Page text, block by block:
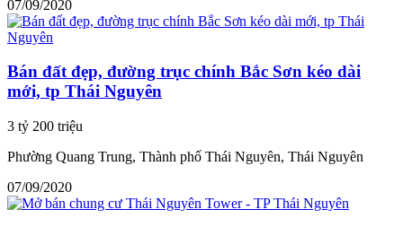
07/09/2020
Bán đất đẹp, đường trục chính Bắc Sơn kéo dài
mới, tp Thái Nguyên
3 tỷ 200 triệu
Phường Quang Trung, Thành phố Thái Nguyên, Thái Nguyên
07/09/2020